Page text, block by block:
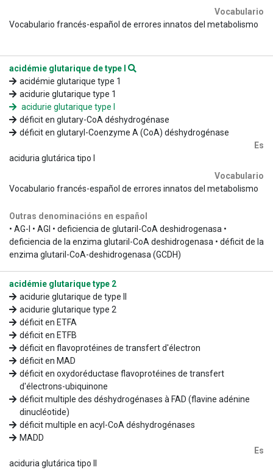
Vocabulario
Vocabulario francés-español de errores innatos del metabolismo
acidémie glutarique de type I
acidémie glutarique type 1
acidurie glutarique type 1
acidurie glutarique type I
déficit en glutary-CoA déshydrogénase
déficit en glutaryl-Coenzyme A (CoA) déshydrogénase
Es
aciduria glutárica tipo I
Vocabulario
Vocabulario francés-español de errores innatos del metabolismo
Outras denominacións en español
• AG-I • AGI • deficiencia de glutaril-CoA deshidrogenasa •
deficiencia de la enzima glutaril-CoA deshidrogenasa • déficit de la
enzima glutaril-CoA-deshidrogenasa (GCDH)
acidémie glutarique type 2
acidurie glutarique de type II
acidurie glutarique type 2
déficit en ETFA
déficit en ETFB
déficit en flavoprotéines de transfert d'électron
déficit en MAD
déficit en oxydoréductase flavoprotéines de transfert
d'électrons-ubiquinone
déficit multiple des déshydrogénases à FAD (flavine adénine
dinucléotide)
déficit multiple en acyl-CoA déshydrogénases
MADD
Es
aciduria glutárica tipo II